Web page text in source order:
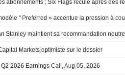
Stanley maintient sa recommandation neutre
Markets optimiste sur le dossier
2026 Earnings Call, Aug 05, 2026